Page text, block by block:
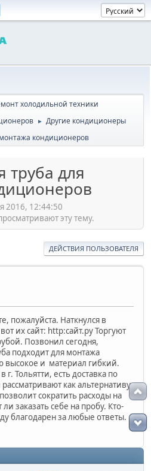
холодильной техники
► Другие кондиционеры
кондиционеров
для
2016, 12:44:50
эту тему.
ДЕЙСТВИЯ ПОЛЬЗОВАТЕЛЯ
пожалуйста. Наткнулся в
их сайт: http:сайт.ру Торгуют
Позвонил сегодня,
подходит для монтажа
высокое и материал гибкий.
г. Тольятти, есть доставка по
как альтернативу
сократить расходы на
заказать себе на пробу. Кто-
благодарен за любые ответы.